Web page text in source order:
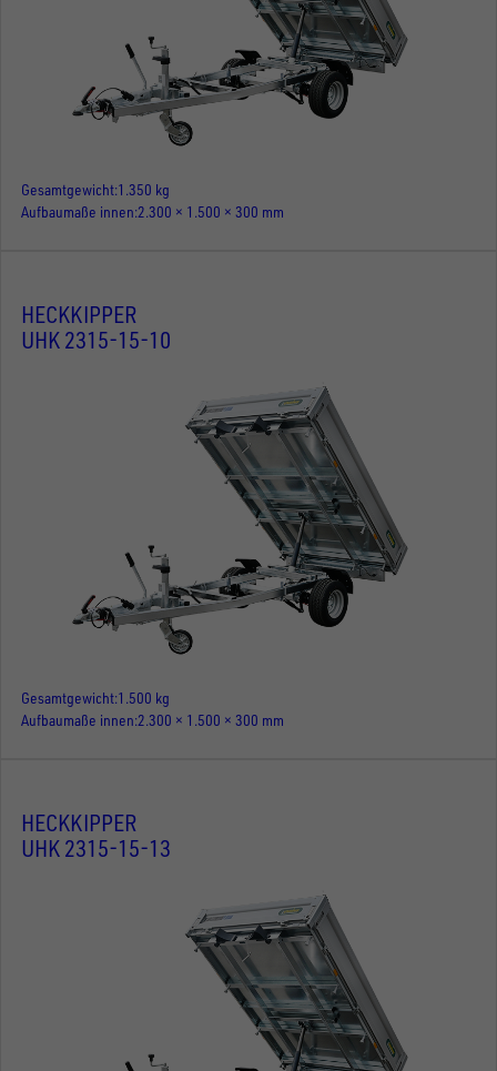
Gesamtgewicht 1.350 kg
Aufbaumaße innen 2.300 × 1.500 × 300 mm
HECKKIPPER
UHK 2315-15-10
Gesamtgewicht 1.500 kg
Aufbaumaße innen 2.300 × 1.500 × 300 mm
HECKKIPPER
UHK 2315-15-13